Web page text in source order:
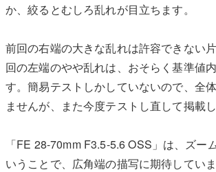
か、絞るとむしろ乱れが目立ちます。
前回の右端の大きな乱れは許容できない
回の左端のやや乱れは、おそらく基準値
す。簡易テストしかしていないので、全
ませんが、また今度テストし直して掲載し
「FE 28-70mm F3.5-5.6 OSS」は、ズー
いうことで、広角端の描写に期待していま